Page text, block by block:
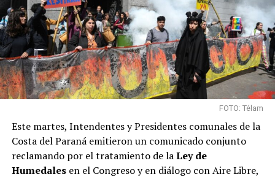
FOTO: Télam
Este martes, Intendentes y Presidentes comunales de la
Costa del Paraná emitieron un comunicado conjunto
reclamando por el tratamiento de laLey de
Humedalesen el Congreso y en diálogo con Aire Libre,